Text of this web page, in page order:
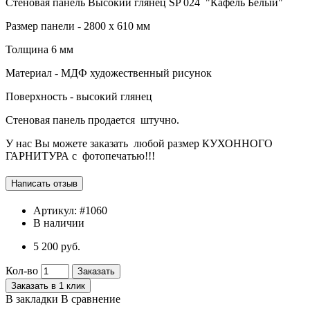
Размер панели - 2800 х 610 мм
Толщина 6 мм
Материал - МДФ художественный рисунок
Поверхность - высокий глянец
Стеновая панель продается штучно.
У нас Вы можете заказать любой размер КУХОННОГО
ГАРНИТУРА с фотопечатью!!!
Артикул: #1060
В наличии
5 200 руб.
Кол-во
Заказать
Заказать в 1 клик
В закладки В сравнение